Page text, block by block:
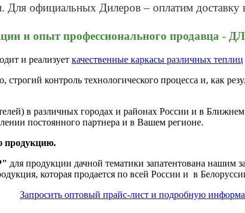
Для официальных Дилеров – оплатим
и опыт профессионального
и реализует качественные каркасы различных теплиц
строгий контроль технологического процесса и, как
в различных городах и районах России и в
постоянного партнера и в Вашем регионе.
продукцию.
для продукции дачной тематики запатентована нашим
которая продается по всей России и в
Запросить оптовый прайс-лист и подробную